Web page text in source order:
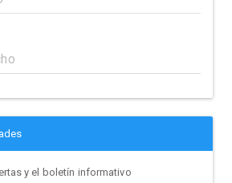
y el boletín informativo